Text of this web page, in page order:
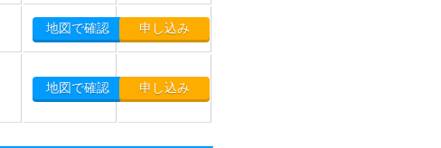
地図で確認 申し込み
地図で確認 申し込み